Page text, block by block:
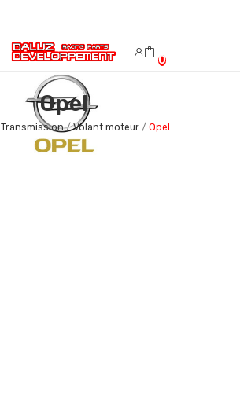
0
Opel
Transmission Volant moteur Opel